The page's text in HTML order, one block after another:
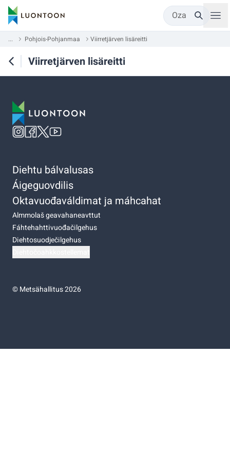
Oza
... Pohjois-Pohjanmaa Viirretjärven lisäreitti
Viirretjärven lisäreitti
Diehtu bálvalusas
Áigeguovdilis
Oktavuođaváldimat ja máhcahat
Almmolaš geavahaneavttut
Fáhtehahttivuođačilgehus
Diehtosuodječilgehus
©Metsähallitus 2026